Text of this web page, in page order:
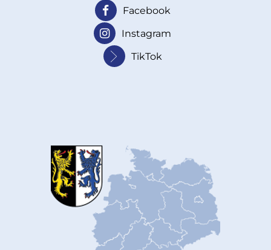
Facebook
Instagram
TikTok